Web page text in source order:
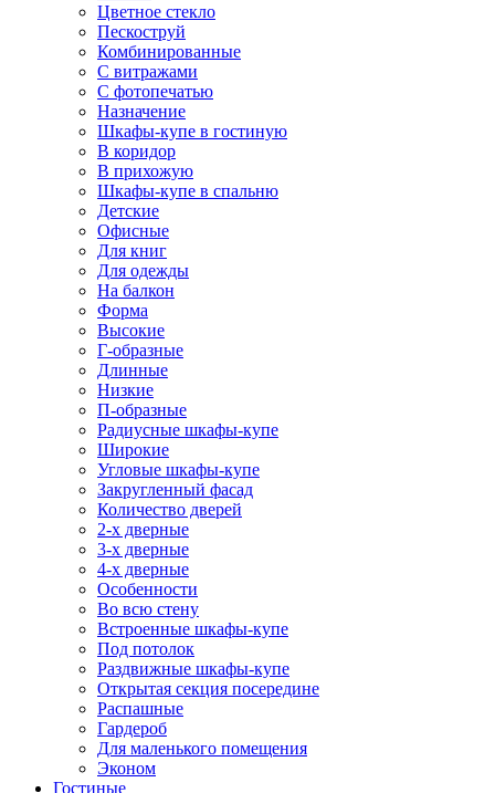
Цветное стекло
Пескоструй
Комбинированные
С витражами
С фотопечатью
Назначение
Шкафы-купе в гостиную
В коридор
В прихожую
Шкафы-купе в спальню
Детские
Офисные
Для книг
Для одежды
На балкон
Форма
Высокие
Г-образные
Длинные
Низкие
П-образные
Радиусные шкафы-купе
Широкие
Угловые шкафы-купе
Закругленный фасад
Количество дверей
2-х дверные
3-х дверные
4-х дверные
Особенности
Во всю стену
Встроенные шкафы-купе
Под потолок
Раздвижные шкафы-купе
Открытая секция посередине
Распашные
Гардероб
Для маленького помещения
Эконом
Гостиные